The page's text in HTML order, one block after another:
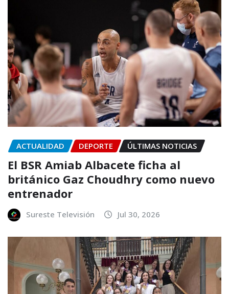
ACTUALIDAD DEPORTE ÚLTIMAS NOTICIAS
El BSR Amiab Albacete ficha al
británico Gaz Choudhry como nuevo
entrenador
Sureste Televisión Jul 30, 2026